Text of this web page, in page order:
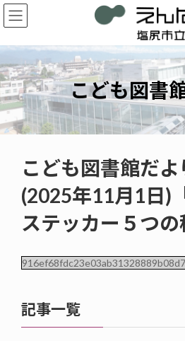
コ
ン
ン
ツ
へ
ス
キ
ッ
プ
ナ
ビ
ー
シ
ョ
ン
に
移
動
こども図書
こども図書館だ
(2025年11月1日)
ステッカー５つの
記事一覧